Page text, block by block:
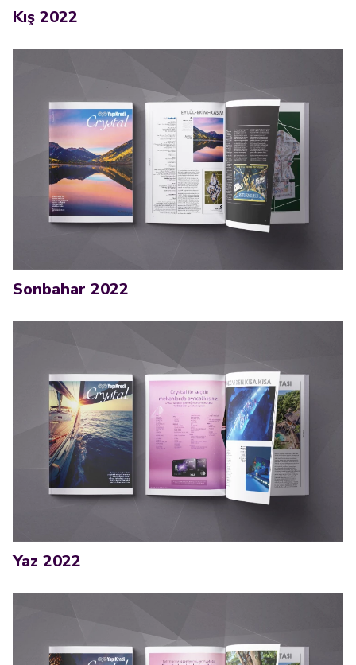
Kış 2022
Sonbahar 2022
Yaz 2022